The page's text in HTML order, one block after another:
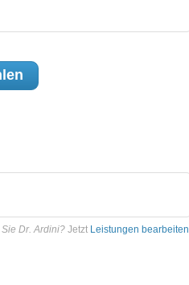
Dr. Ardini? Jetzt Leistungen bearbeiten